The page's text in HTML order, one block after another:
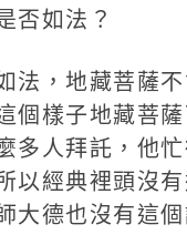
否如法？
，地藏菩薩不
個樣子地藏菩薩
多人拜託，他忙
以經典裡頭沒有
大德也沒有這